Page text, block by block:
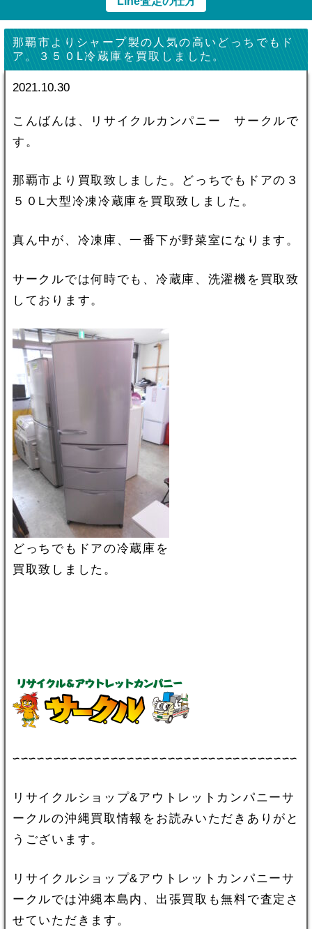
那覇市よりシャープ製の人気の高いどっちでもド
ア。３５０L冷蔵庫を買取しました。
2021.10.30
こんばんは、リサイクルカンパニー サークルで
す。
那覇市より買取致しました。どっちでもドアの３
５０L大型冷凍冷蔵庫を買取致しました。
真ん中が、冷凍庫、一番下が野菜室になります。
サークルでは何時でも、冷蔵庫、洗濯機を買取致
しております。
どっちでもドアの冷蔵庫を
買取致しました。
∽∽∽∽∽∽∽∽∽∽∽∽∽∽∽∽∽∽∽∽∽∽∽∽∽∽∽∽∽∽∽∽∽∽∽
リサイクルショップ&アウトレットカンパニーサ
ークルの沖縄買取情報をお読みいただきありがと
うございます。
リサイクルショップ&アウトレットカンパニーサ
ークルでは沖縄本島内、出張買取も無料で査定さ
せていただきます。